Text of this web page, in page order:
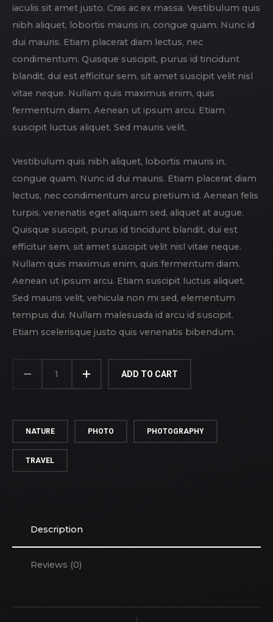
iaculis sit amet justo. Cras ac ex massa. Vestibulum quis
nibh aliquet, lobortis mauris in, congue quam. Nunc id
dui mauris. Etiam placerat diam lectus, nec
condimentum. Quisque suscipit, purus id tincidunt
blandit, dui est efficitur sem, sit amet suscipit velit nisl
vitae neque. Nullam quis maximus enim, quis
fermentum diam. Aenean ut ipsum arcu. Etiam
suscipit luctus aliquet. Sed mauris velit.
Vestibulum quis nibh aliquet, lobortis mauris in,
congue quam. Nunc id dui mauris. Etiam placerat diam
lectus, nec condimentum arcu pretium id. Aenean felis
turpis, venenatis eget aliquam sed, aliquet at augue.
Quisque suscipit, purus id tincidunt blandit, dui est
efficitur sem, sit amet suscipit velit nisl vitae neque.
Nullam quis maximus enim, quis fermentum diam.
Aenean ut ipsum arcu. Etiam suscipit luctus aliquet.
Sed mauris velit, vehicula non mi sed, elementum
tempus dui. Nullam malesuada id arcu id suscipit.
Etiam scelerisque justo quis venenatis bibendum.
FLIP-
FLAP
ADD TO CART
NATURE PHOTO PHOTOGRAPHY
TRAVEL
Description
Reviews (0)